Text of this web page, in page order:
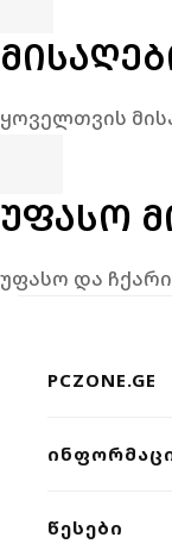
ყოველთვის
ᲣᲤᲐᲡᲝ
უფასო და
PCZONE.GE
ᲬᲔᲡᲔᲑᲘ